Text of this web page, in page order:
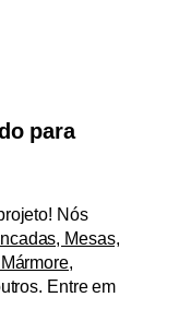
para
Nós
Mesas,
Entre em